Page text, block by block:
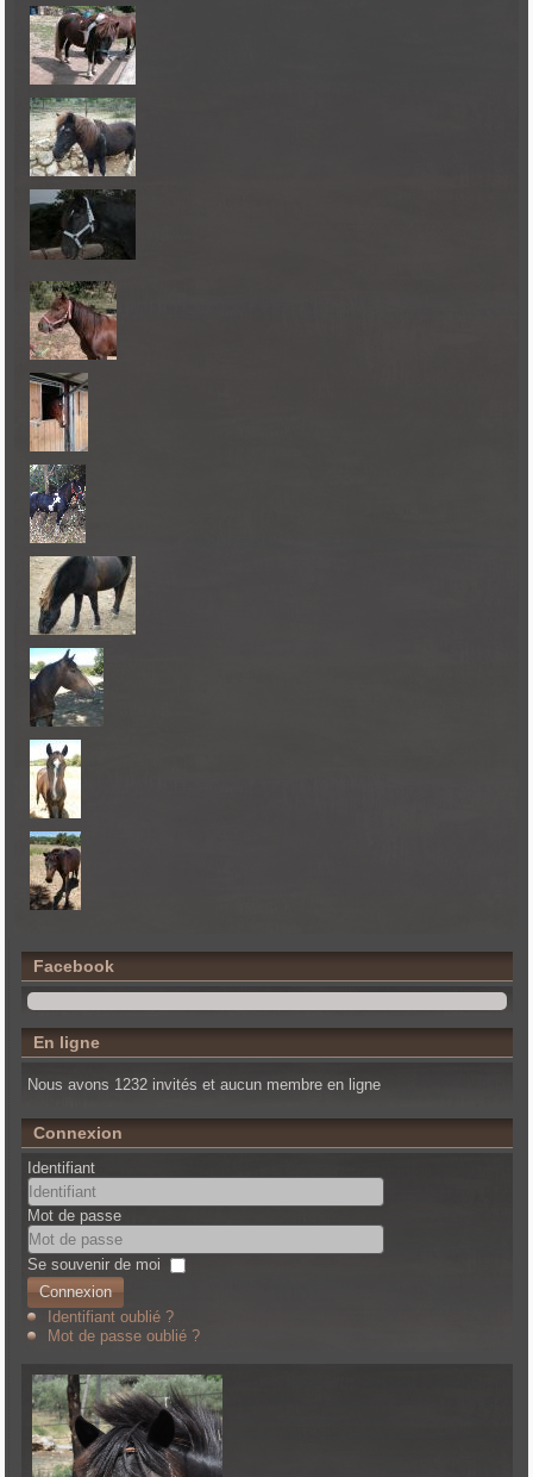
Facebook
En ligne
Nous avons 1232 invités et aucun membre en ligne
Connexion
Identifiant
Mot de passe
Se souvenir de moi
Connexion
Identifiant oublié ?
Mot de passe oublié ?